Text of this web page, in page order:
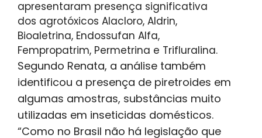
apresentaram presença significativa
dos agrotóxicos Alacloro, Aldrin,
Bioaletrina, Endossufan Alfa,
Fempropatrim, Permetrina e Trifluralina.
Segundo Renata, a análise também
identificou a presença de piretroides em
algumas amostras, substâncias muito
utilizadas em inseticidas domésticos.
“Como no Brasil não há legislação que